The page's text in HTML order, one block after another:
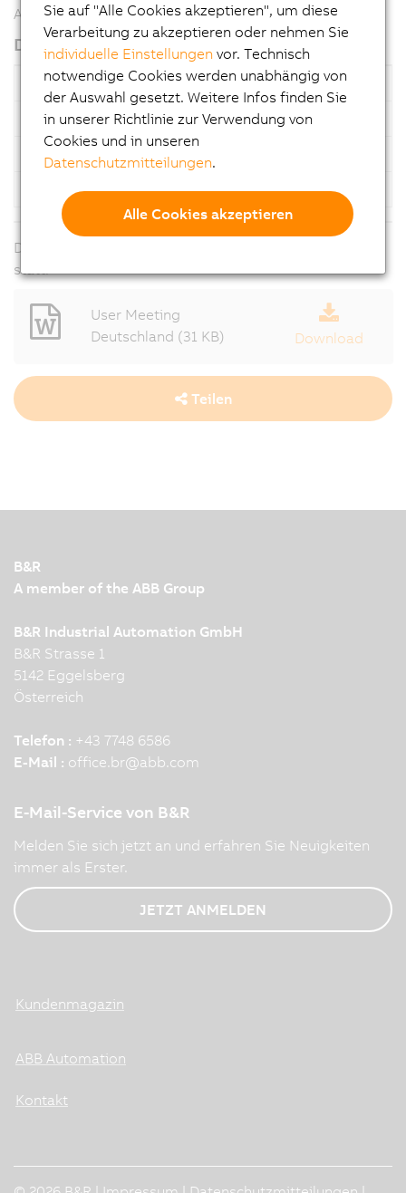
Anmeldung
Die Termine der B&R User Meetings
Dienstag, 24. Juni
Chemnitz
Mittwoch, 2. Juli
Bad Homburg
Donnerstag, 3. Juli
Dienstag, 8. Juli
Hannover
Die Veranstaltungen finden jeweils von 13 bis 18 Uhr
statt.
User Meeting
Deutschland (31 KB)
Download
Teilen
B&R
A member of the ABB Group
B&R Industrial Automation GmbH
B&R Strasse 1
5142 Eggelsberg
Österreich
Telefon : +43 7748 6586
E-Mail : office.br@abb.com
E-Mail-Service von B&R
Melden Sie sich jetzt an und erfahren Sie Neuigkeiten
immer als Erster.
JETZT ANMELDEN
Kundenmagazin
ABB Automation
Kontakt
Sie auf "Alle Cookies akzeptieren", um diese
Verarbeitung zu akzeptieren oder nehmen Sie
individuelle Einstellungen vor. Technisch
notwendige Cookies werden unabhängig von
der Auswahl gesetzt. Weitere Infos finden Sie
in unserer Richtlinie zur Verwendung von
Cookies und in unseren
Datenschutzmitteilungen.
Alle Cookies akzeptieren